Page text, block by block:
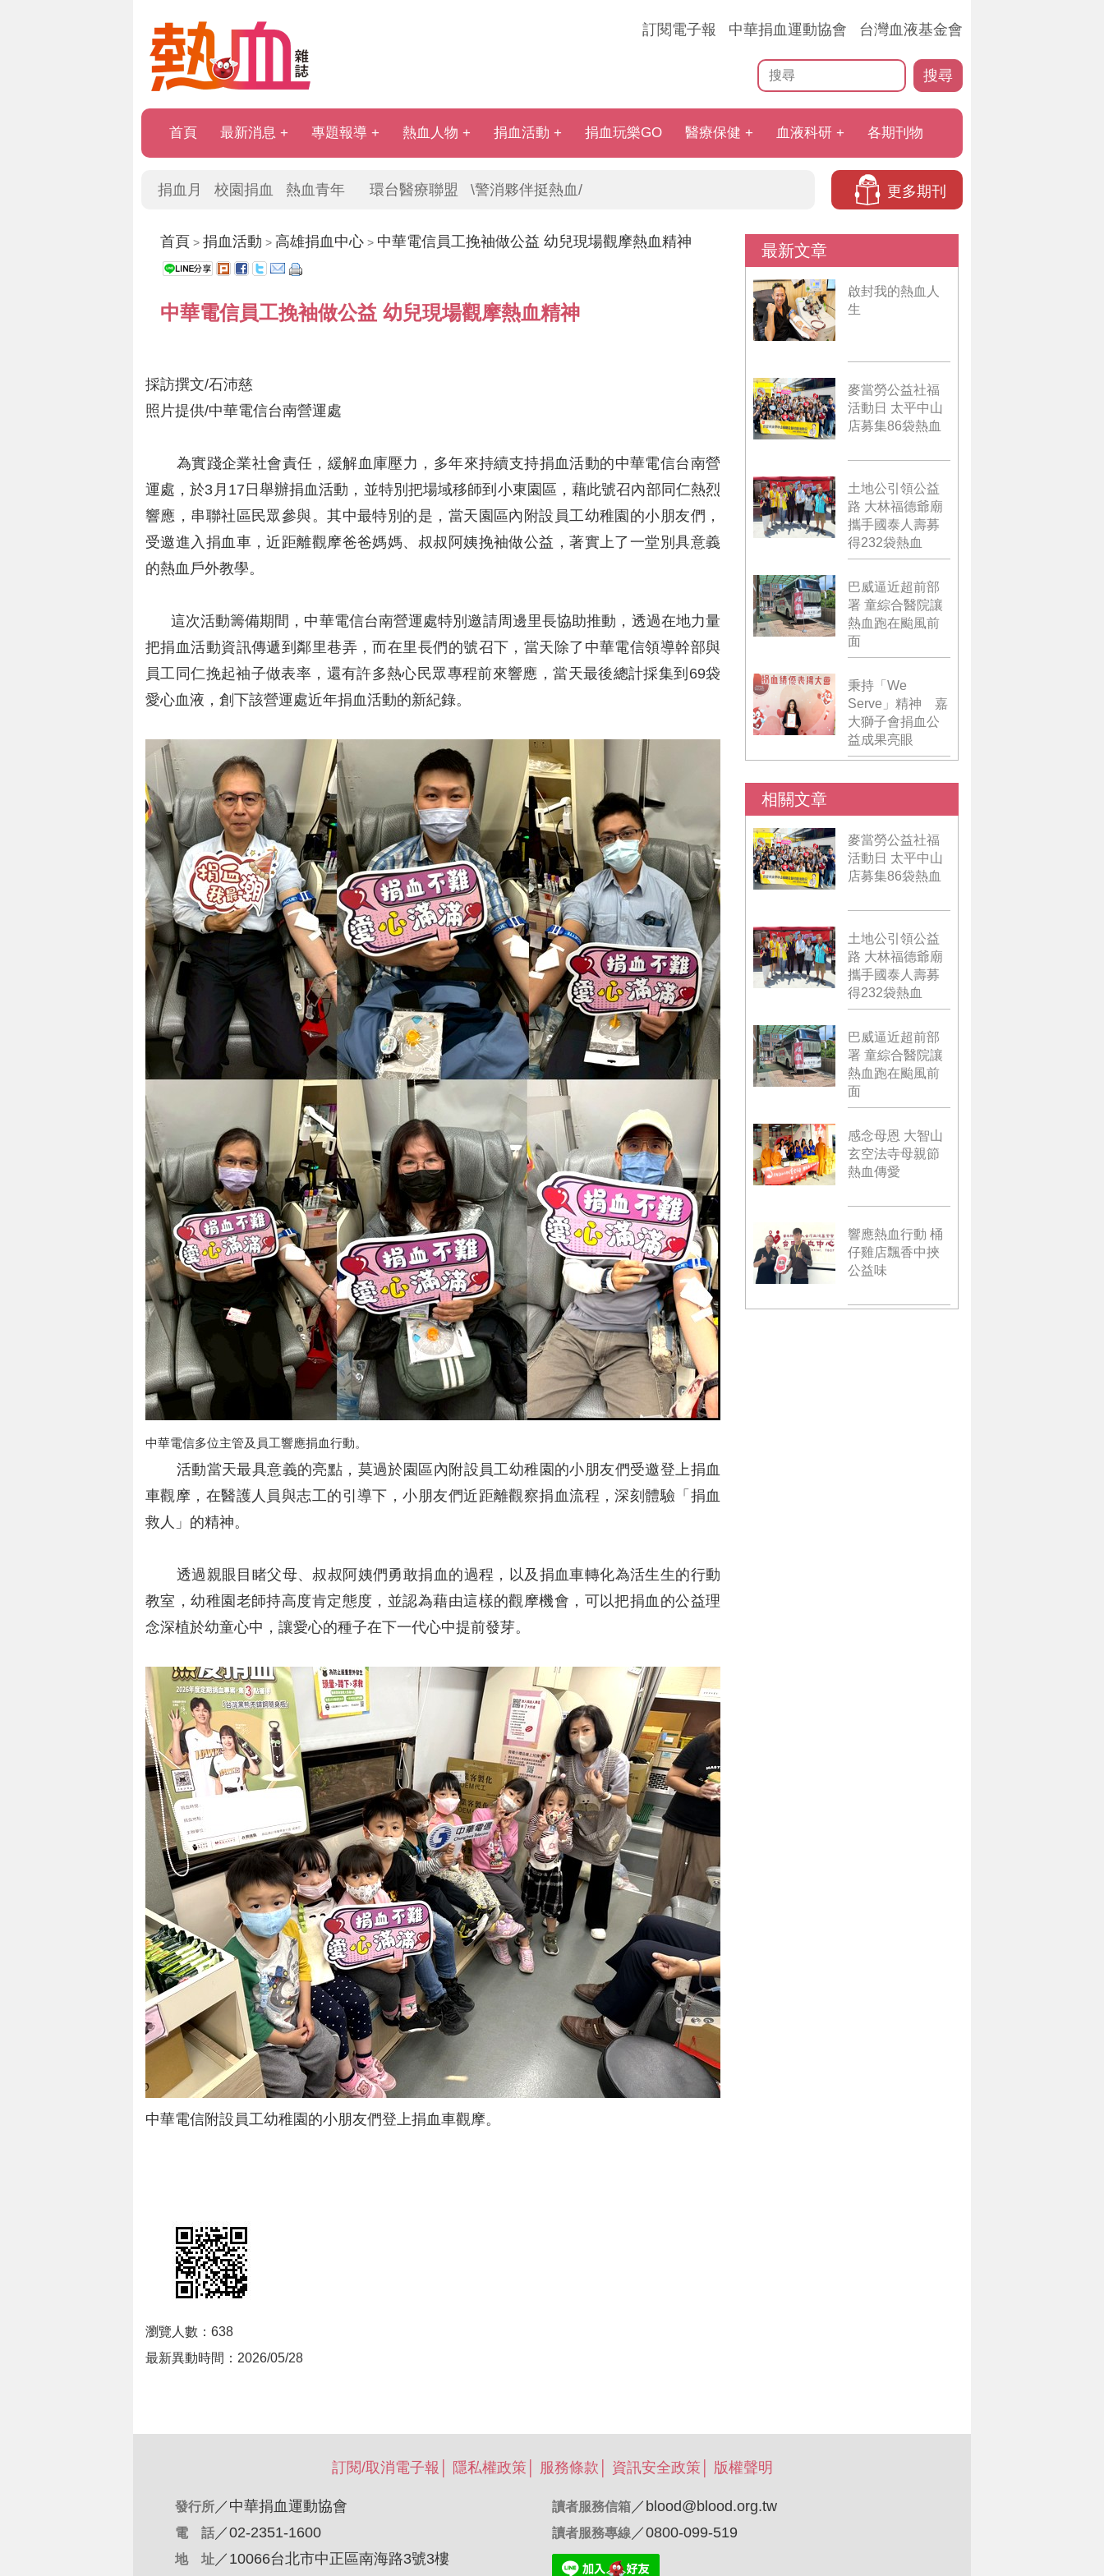
訂閱電子報 中華捐血運動協會 台灣血液基金會
搜尋
首頁 最新消息 專題報導 熱血人物 捐血活動 捐血玩樂GO 醫療保健 血液科研 各期刊物
捐血月 校園捐血 熱血青年 環台醫療聯盟 \警消夥伴挺熱血/ 更多期刊
首頁 > 捐血活動 > 高雄捐血中心> 中華電信員工挽袖做公益 幼兒現場觀摩熱血精神
中華電信員工挽袖做公益 幼兒現場觀摩熱血精神
採訪撰文/石沛慈
照片提供/中華電信台南營運處
為實踐企業社會責任，緩解血庫壓力，多年來持續支持捐血活動的中華電信台南營
運處，於3月17日舉辦捐血活動，並特別把場域移師到小東園區，藉此號召內部同仁熱烈
響應，串聯社區民眾參與。其中最特別的是，當天園區內附設員工幼稚園的小朋友們，
受邀進入捐血車，近距離觀摩爸爸媽媽、叔叔阿姨挽袖做公益，著實上了一堂別具意義
的熱血戶外教學。
這次活動籌備期間，中華電信台南營運處特別邀請周邊里長協助推動，透過在地力量
把捐血活動資訊傳遞到鄰里巷弄，而在里長們的號召下，當天除了中華電信領導幹部與
員工同仁挽起袖子做表率，還有許多熱心民眾專程前來響應，當天最後總計採集到69袋
愛心血液，創下該營運處近年捐血活動的新紀錄。
中華電信多位主管及員工響應捐血行動。
活動當天最具意義的亮點，莫過於園區內附設員工幼稚園的小朋友們受邀登上捐血
車觀摩，在醫護人員與志工的引導下，小朋友們近距離觀察捐血流程，深刻體驗「捐血
救人」的精神。
透過親眼目睹父母、叔叔阿姨們勇敢捐血的過程，以及捐血車轉化為活生生的行動
教室，幼稚園老師持高度肯定態度，並認為藉由這樣的觀摩機會，可以把捐血的公益理
念深植於幼童心中，讓愛心的種子在下一代心中提前發芽。
中華電信附設員工幼稚園的小朋友們登上捐血車觀摩。
瀏覽人數：638
最新異動時間：2026/05/28
最新文章
啟封我的熱血人
生
麥當勞公益社福
活動日 太平中山
店募集86袋熱血
土地公引領公益
路 大林福德爺廟
攜手國泰人壽募
得232袋熱血
巴威逼近超前部
署 童綜合醫院讓
熱血跑在颱風前
面
秉持「We
Serve」精神 嘉
大獅子會捐血公
益成果亮眼
相關文章
麥當勞公益社福
活動日 太平中山
店募集86袋熱血
土地公引領公益
路 大林福德爺廟
攜手國泰人壽募
得232袋熱血
巴威逼近超前部
署 童綜合醫院讓
熱血跑在颱風前
面
感念母恩 大智山
玄空法寺母親節
熱血傳愛
響應熱血行動 桶
仔雞店飄香中挾
公益味
訂閱/取消電子報 隱私權政策 服務條款 資訊安全政策 版權聲明
發行所／ 中華捐血運動協會
電 話／02-2351-1600
地 址／10066台北市中正區南海路3號3樓
讀者服務信箱／ blood@blood.org.tw
讀者服務專線 ／0800-099-519